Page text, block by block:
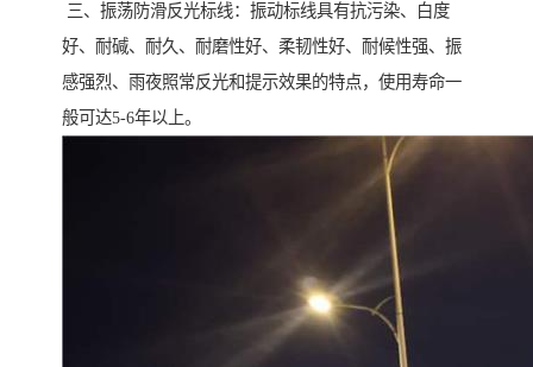
三、振荡防滑反光标线：振动标线具有抗污染、白度
好、耐碱、耐久、耐磨性好、柔韧性好、耐候性强、振
感强烈、雨夜照常反光和提示效果的特点，使用寿命一
般可达5-6年以上。